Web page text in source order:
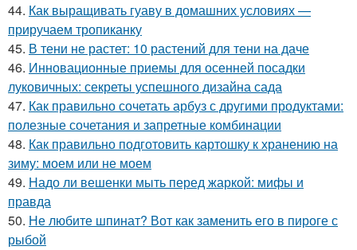
44. Как выращивать гуаву в домашних условиях —
приручаем тропиканку
45. В тени не растет: 10 растений для тени на даче
46. Инновационные приемы для осенней посадки
луковичных: секреты успешного дизайна сада
47. Как правильно сочетать арбуз с другими продуктами:
полезные сочетания и запретные комбинации
48. Как правильно подготовить картошку к хранению на
зиму: моем или не моем
49. Надо ли вешенки мыть перед жаркой: мифы и
правда
50. Не любите шпинат? Вот как заменить его в пироге с
рыбой